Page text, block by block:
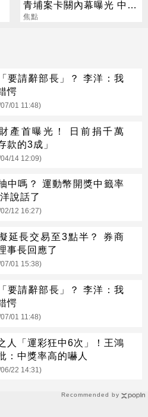
青埔案卡關內幕曝光 中
央、地方互踢皮球
焦點
Recommended by
要請辭部長」？ 李洋：我
愕
01 11:48)
產首曝光！ 日前捐千萬
款的3成」
14 12:09)
中嗎？ 運動幣開獎中籤率
說話了
12 16:27)
延長交易至3點半？ 券商
事長回應了
01 15:38)
要請辭部長」？ 李洋：我
愕
01 11:48)
人「運彩狂中6次」！王鴻
：中獎率高的嚇人
22 14:31)